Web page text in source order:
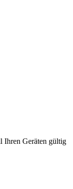
Ihren Geräten gültig